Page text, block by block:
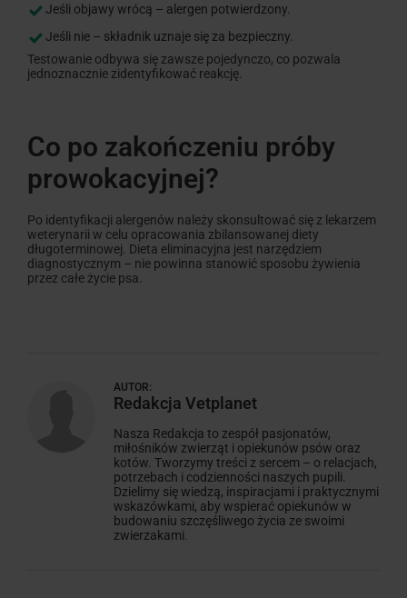
Jeśli objawy wrócą – alergen potwierdzony.
Jeśli nie – składnik uznaje się za bezpieczny.
Testowanie odbywa się zawsze pojedynczo, co pozwala
jednoznacznie zidentyfikować reakcję.
Co po zakończeniu próby
prowokacyjnej?
Po identyfikacji alergenów należy skonsultować się z lekarzem
weterynarii w celu opracowania zbilansowanej diety
długoterminowej. Dieta eliminacyjna jest narzędziem
diagnostycznym – nie powinna stanowić sposobu żywienia
przez całe życie psa.
AUTOR:
Redakcja Vetplanet
Nasza Redakcja to zespół pasjonatów,
miłośników zwierząt i opiekunów psów oraz
kotów. Tworzymy treści z sercem – o relacjach,
potrzebach i codzienności naszych pupili.
Dzielimy się wiedzą, inspiracjami i praktycznymi
wskazówkami, aby wspierać opiekunów w
budowaniu szczęśliwego życia ze swoimi
zwierzakami.